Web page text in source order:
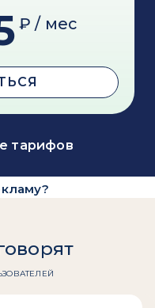
₽ / мес
тарифов